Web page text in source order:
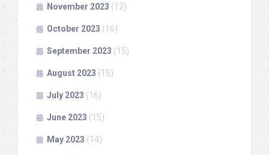
November 2023 (12)
October 2023 (16)
September 2023 (15)
August 2023 (15)
July 2023 (16)
June 2023 (15)
May 2023 (14)